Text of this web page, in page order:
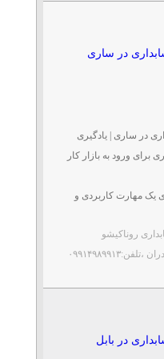
در ساری
در ساری | یادگیری
برای ورود به بازار کار
یک مهارت کاربردی و
پرتقاضاترین
روناکیشو
،تلفن:۰۹۹۱۴۹۸۹۹۱۳
در بابل